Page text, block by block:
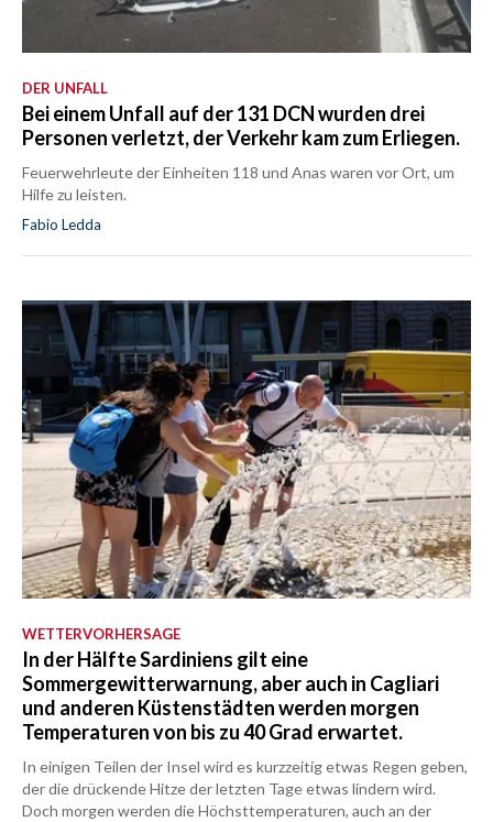
DER UNFALL
Bei einem Unfall auf der 131 DCN wurden drei
Personen verletzt, der Verkehr kam zum Erliegen.
Feuerwehrleute der Einheiten 118 und Anas waren vor Ort, um
Hilfe zu leisten.
Fabio Ledda
WETTERVORHERSAGE
In der Hälfte Sardiniens gilt eine
Sommergewitterwarnung, aber auch in Cagliari
und anderen Küstenstädten werden morgen
Temperaturen von bis zu 40 Grad erwartet.
In einigen Teilen der Insel wird es kurzzeitig etwas Regen geben,
der die drückende Hitze der letzten Tage etwas lindern wird.
Doch morgen werden die Höchsttemperaturen, auch an der